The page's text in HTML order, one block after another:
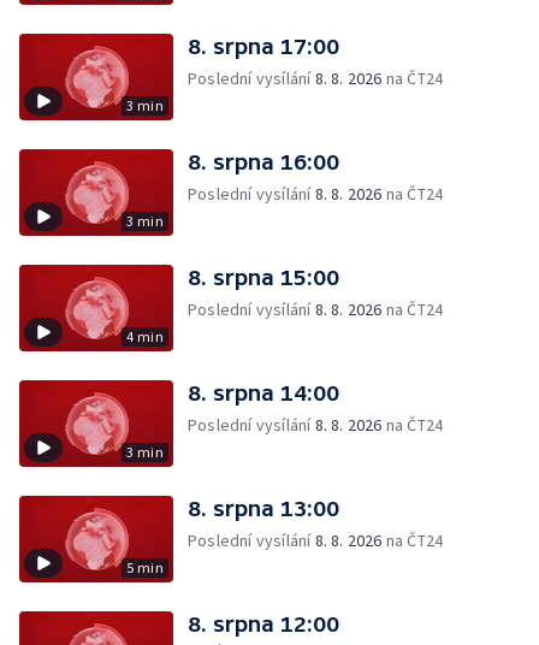
3 min
8. srpna 17:00
Poslední vysílání8. 8. 2026 na ČT24
3 min
8. srpna 16:00
Poslední vysílání8. 8. 2026 na ČT24
4 min
8. srpna 15:00
Poslední vysílání8. 8. 2026 na ČT24
3 min
8. srpna 14:00
Poslední vysílání8. 8. 2026 na ČT24
5 min
8. srpna 13:00
Poslední vysílání8. 8. 2026 na ČT24
8. srpna 12:00